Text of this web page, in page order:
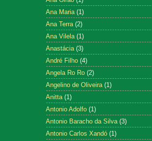
Ana Maria (1)
Ana Terra (2)
Ana Vilela (1)
Anastácia (3)
André Filho (4)
Angela Ro Ro (2)
Angelino de Oliveira (1)
Anitta (1)
Antonio Adolfo (1)
Antonio Baracho da Silva (3)
Antonio Carlos Xandó (1)